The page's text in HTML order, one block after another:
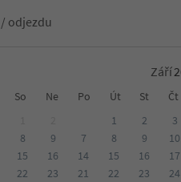
odjezdu
Září
So Ne Po Út St Čt
8
9
15
16
22
23
1 2 3
7
8 9 10
14
15 16 17
21
22 23 24
Guest